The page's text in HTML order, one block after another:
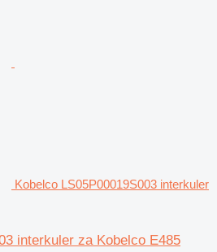
Kobelco LS05P00019S003 interkuler
interkuler za Kobelco E485